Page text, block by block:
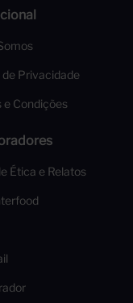
de Privacidade
e Condições
Ética e Relatos